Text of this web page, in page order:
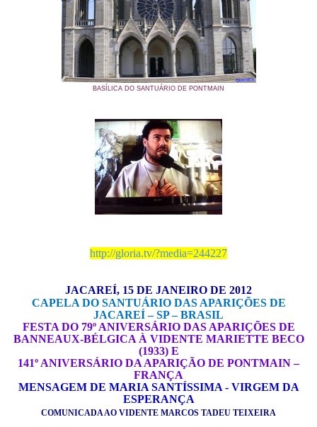
BASÍLICA DO SANTUÁRIO DE PONTMAIN
http://gloria.tv/?media=244227
JACAREÍ, 15 DE JANEIRO DE 2012
CAPELA DO SANTUÁRIO DAS APARIÇÕES DE
JACAREÍ – SP – BRASIL
FESTA DO 79º ANIVERSÁRIO DAS APARIÇÕES DE
BANNEAUX-BÉLGICA À VIDENTE MARIETTE BECO
(1933) E
141º ANIVERSÁRIO DA APARIÇÃO DE PONTMAIN –
FRANÇA
MENSAGEM DE MARIA SANTÍSSIMA - VIRGEM DA
ESPERANÇA
COMUNICADA AO VIDENTE MARCOS TADEU TEIXEIRA